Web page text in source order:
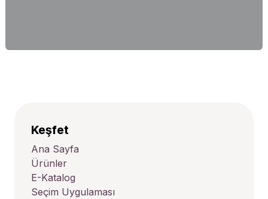
Keşfet
Ana Sayfa
Ürünler
E-Katalog
Seçim Uygulaması